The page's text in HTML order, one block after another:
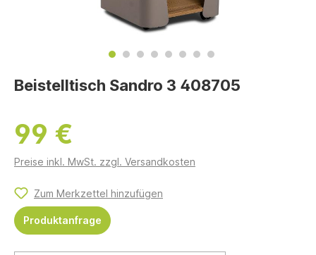
Beistelltisch Sandro 3 408705
99 €
Preise inkl. MwSt. zzgl. Versandkosten
Zum Merkzettel hinzufügen
Produktanfrage